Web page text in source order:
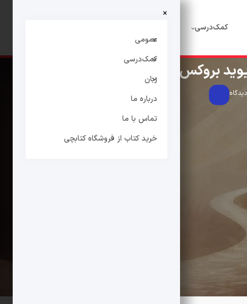
کمک‌درسی
×
عمومی
کمک‌درسی
زبان
درباره ما
تماس با ما
خرید کتاب از فروشگاه کتابچی
بروکس